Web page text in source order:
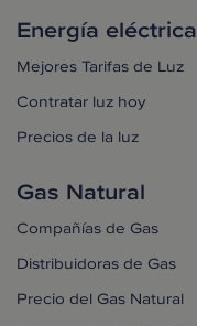
Energía eléctrica
Mejores Tarifas de Luz
Contratar luz hoy
Precios de la luz
Gas Natural
Compañías de Gas
Distribuidoras de Gas
Precio del Gas Natural